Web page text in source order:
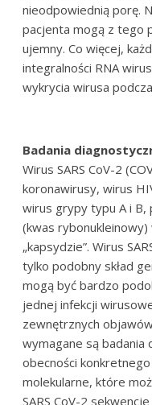
nieodpowiednią porę.
pacjenta mogą z tego
ujemny. Co więcej,
integralności RNA
wykrycia wirusa
Badania
Wirus SARS CoV-2
koronawirusy, wirus
wirus grypy typu A i B,
(kwas rybonukleinowy)
„kapsydzie”. Wirus
tylko podobny skład
mogą być bardzo
jednej infekcji
zewnętrznych
wymagane są
obecności
molekularne, które
SARS CoV-2